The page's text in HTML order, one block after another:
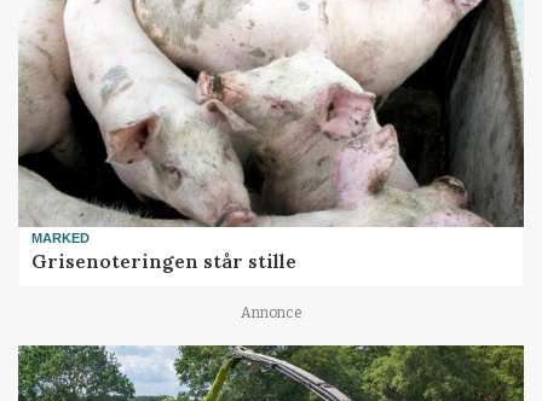
MARKED
Grisenoteringen står stille
Annonce